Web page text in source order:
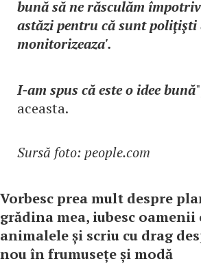
bună să ne răsculăm
astăzi pentru că sunt poliţişti
monitorizeaza'.
I-am spus că este o idee bună
aceasta.
Sursă foto: people.com
Vorbesc prea mult despre
grădina mea, iubesc oamenii
animalele și scriu cu drag
nou în frumusețe și modă